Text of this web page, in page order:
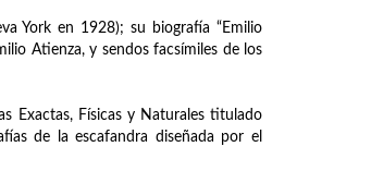
York en 1928); su biografía “Emilio
Atienza, y sendos facsímiles de los
Exactas, Físicas y Naturales titulado
de la escafandra diseñada por el